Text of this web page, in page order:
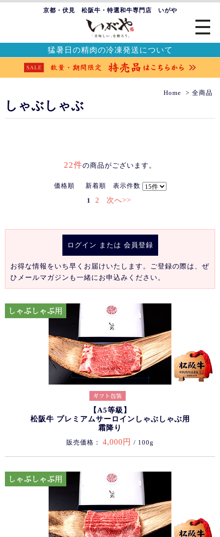
京都・伏見 松阪牛・特選和牛専門店 いがや
猛暑日の精肉の冷凍発送について
Home 全商品
しゃぶしゃぶ
22件の商品がございます。
価格順 新着順 表示件数
1 2 次へ>>
ログイン または 会員登録
お得な情報をいち早くお届けいたします。ご登録の際は、ぜ
ひメールマガジンも一緒にお申込みください。
【A5等級】
松阪牛 プレミアムサーロインしゃぶしゃぶ用
霜降り
販売価格： 4,000円 / 100g